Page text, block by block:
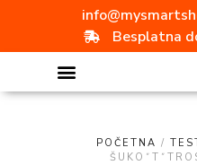
Besplatna
POČETNA /